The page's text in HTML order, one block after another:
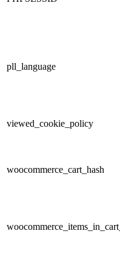
pll_language
viewed_cookie_policy
woocommerce_cart_hash
woocommerce_items_in_cart_